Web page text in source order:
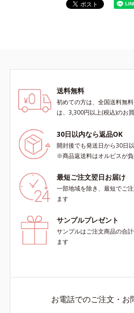
送料無料
初めての方は、全国送料無
は、3,300円以上(税込)のお
30日以内なら返品OK
開封後でも発送日から30日
※商品返送料はオルビスが
最短ご注文翌日お届け
一部地域を除き、最短でご
ます
サンプルプレゼント
サンプルはご注文商品の合
ます
お電話でのご注文・お